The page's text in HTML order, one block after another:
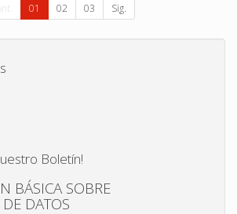
01 02 03 Sig.
Boletín!
BÁSICA SOBRE
DATOS